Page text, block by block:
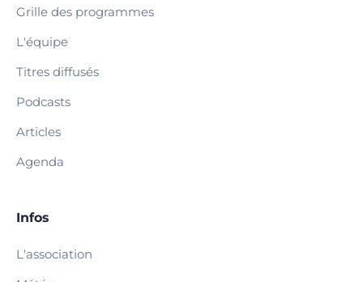
Grille des programmes
L'équipe
Titres diffusés
Podcasts
Articles
Agenda
Infos
L'association